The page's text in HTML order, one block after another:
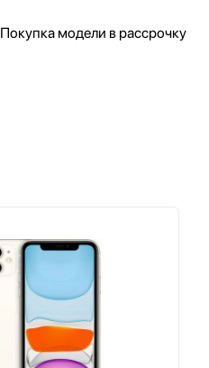
Покупка модели в рассрочку